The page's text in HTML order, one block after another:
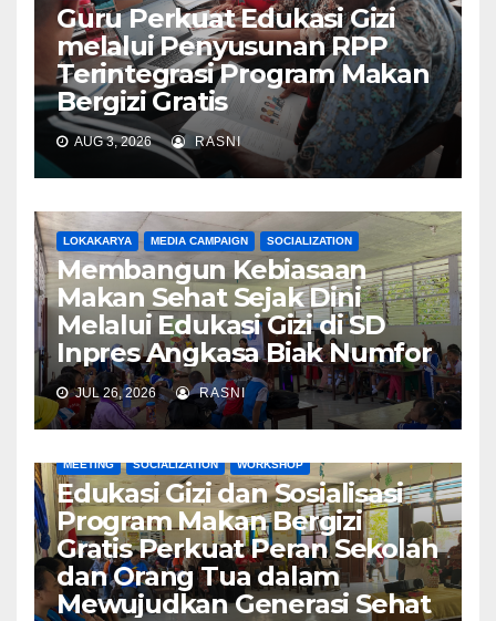
Guru Perkuat Edukasi Gizi
melalui Penyusunan RPP
Terintegrasi Program Makan
Bergizi Gratis
AUG 3, 2026 RASNI
LOKAKARYA MEDIA CAMPAIGN SOCIALIZATION
Membangun Kebiasaan
Makan Sehat Sejak Dini
Melalui Edukasi Gizi di SD
Inpres Angkasa Biak Numfor
JUL 26, 2026 RASNI
MEETING SOCIALIZATION WORKSHOP
Edukasi Gizi dan Sosialisasi
Program Makan Bergizi
Gratis Perkuat Peran Sekolah
dan Orang Tua dalam
Mewujudkan Generasi Sehat